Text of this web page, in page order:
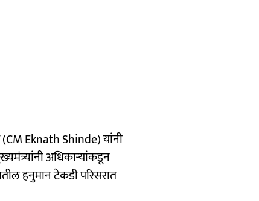
Eknath Shinde) यांनी
अधिकाऱ्यांकडून
हनुमान टेकडी परिसरात